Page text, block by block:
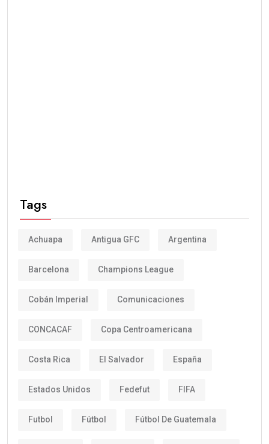
Tags
Achuapa Antigua GFC Argentina
Barcelona Champions League
Cobán Imperial Comunicaciones
CONCACAF Copa Centroamericana
Costa Rica El Salvador España
Estados Unidos Fedefut FIFA
Futbol Fútbol Fútbol De Guatemala